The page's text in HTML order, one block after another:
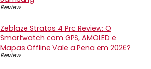
Review
Zeblaze Stratos 4 Pro Review: O
Smartwatch com GPS, AMOLED e
Mapas Offline Vale a Pena em 2026?
Review